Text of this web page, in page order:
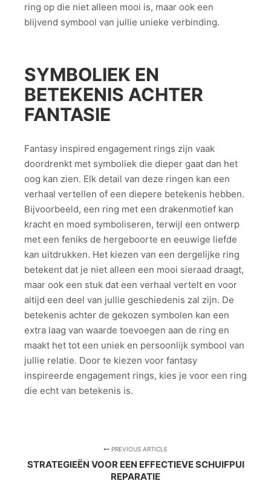
ring op die niet alleen mooi is, maar ook een
blijvend symbool van jullie unieke verbinding.
SYMBOLIEK EN
BETEKENIS ACHTER
FANTASIE
Fantasy inspired engagement rings zijn vaak
doordrenkt met symboliek die dieper gaat dan het
oog kan zien. Elk detail van deze ringen kan een
verhaal vertellen of een diepere betekenis hebben.
Bijvoorbeeld, een ring met een drakenmotief kan
kracht en moed symboliseren, terwijl een ontwerp
met een feniks de hergeboorte en eeuwige liefde
kan uitdrukken. Het kiezen van een dergelijke ring
betekent dat je niet alleen een mooi sieraad draagt,
maar ook een stuk dat een verhaal vertelt en voor
altijd een deel van jullie geschiedenis zal zijn. De
betekenis achter de gekozen symbolen kan een
extra laag van waarde toevoegen aan de ring en
maakt het tot een uniek en persoonlijk symbool van
jullie relatie. Door te kiezen voor fantasy
inspireerde engagement rings, kies je voor een ring
die echt van betekenis is.
PREVIOUS ARTICLE
STRATEGIEËN VOOR EEN EFFECTIEVE SCHUIFPUI
REPARATIE